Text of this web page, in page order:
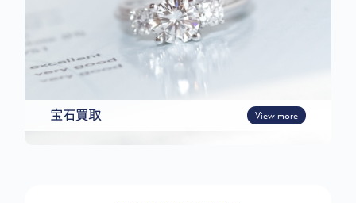
宝石買取 View more